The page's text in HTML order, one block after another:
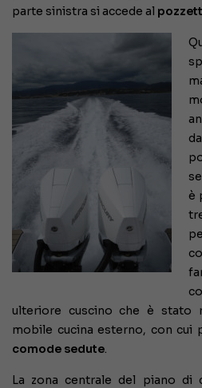
parte sinistra si accede al
è
ulteriore cuscino che è stato
mobile cucina esterno, con cui
comode sedute.
La zona centrale del piano di